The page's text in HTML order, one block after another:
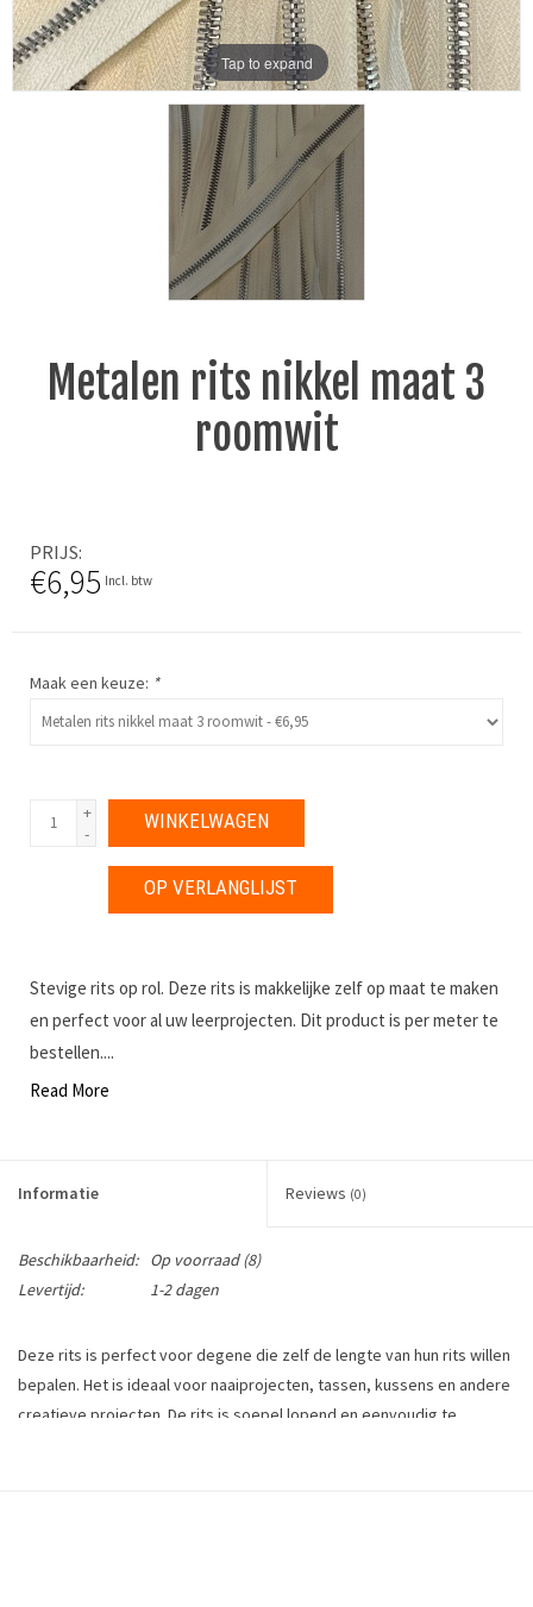
Tap to expand
Metalen rits nikkel maat 3
roomwit
PRIJS
€6,95 Incl. btw
Maak een keuze: *
+
-
WINKELWAGEN
OP VERLANGLIJST
Stevige rits op rol. Deze rits is makkelijke zelf op maat te maken
en perfect voor al uw leerprojecten. Dit product is per meter te
bestellen....
Read More
Informatie Reviews (0)
Beschikbaarheid: Op voorraad(8)
Levertijd:
1-2 dagen
Deze rits is perfect voor degene die zelf de lengte van hun rits willen
bepalen. Het is ideaal voor naaiprojecten, tassen, kussens en andere
creatieve projecten. De rits is soepel lopend en eenvoudig te